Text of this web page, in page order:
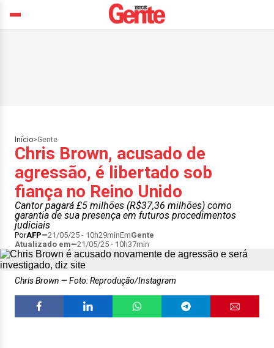
Início>Gente
Chris Brown, acusado de
agressão, é libertado sob
fiança no Reino Unido
Cantor pagará £5 milhões (R$37,36 milhões) como
garantia de sua presença em futuros procedimentos
judiciais
PorAFP 21/05/25 - 10h29minEmGente
Atualizado em
21/05/25 - 10h37min
Chris Brown Foto: Reprodução/Instagram